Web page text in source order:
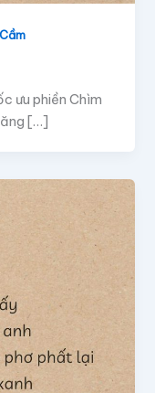
ưu phiền Chìm
[…]